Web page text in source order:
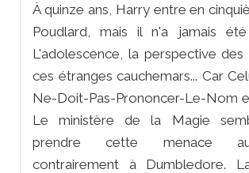
À quinze ans, Harry entre en
Poudlard, mais il n'a jamais
L'adolescence, la perspective
ces étranges cauchemars... Car
Ne-Doit-Pas-Prononcer-Le-Nom
Le ministère de la Magie
prendre cette menace
contrairement à Dumbledore.